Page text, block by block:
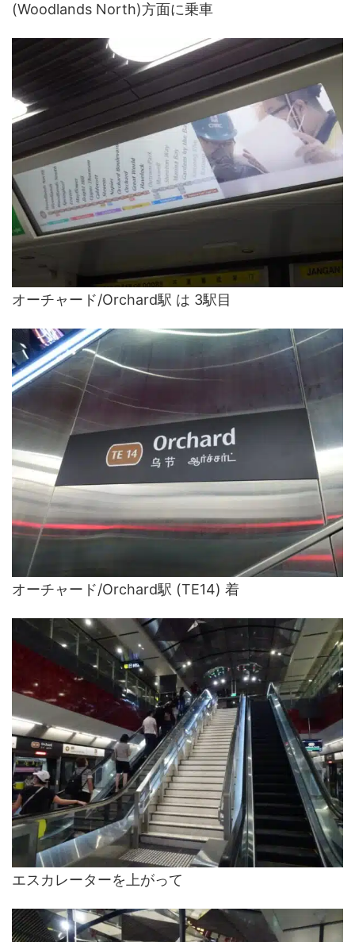
(Woodlands North)方面に乗車
オーチャード/Orchard駅 は 3駅目
オーチャード/Orchard駅 (TE14) 着
エスカレーターを上がって